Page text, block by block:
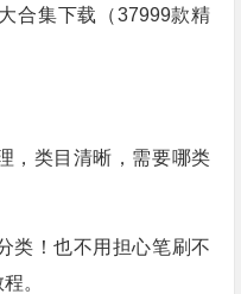
合集下载（37999款精
，类目清晰，需要哪类
类！也不用担心笔刷不
。